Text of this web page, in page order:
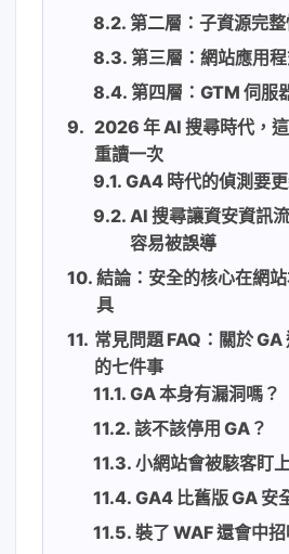
第二層：子資源完整
第三層：網站應用
第四層：GTM 伺服
2026 年 AI 搜尋時代，
重讀一次
GA4 時代的偵測要
AI 搜尋讓資安資訊
容易被誤導
結論：安全的核心在網
具
常見問題 FAQ：關於 GA
的七件事
GA 本身有漏洞嗎？
該不該停用 GA？
小網站會被駭客盯
GA4 比舊版 GA 安
裝了 WAF 還會中招